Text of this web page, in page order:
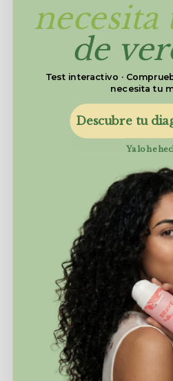
Gel Fijador Para
Volumen
100ml
AÑADIR AL
necesita
de
Test interactivo ·
necesita tu
Descubre tu
Ya lo he